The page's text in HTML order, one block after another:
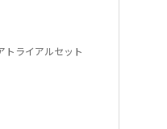
、ハマナス花エキ
スクバラ花エキス、
液、ヒアルロン酸ヒ
こすり合わせ、顔全
トライアルセット